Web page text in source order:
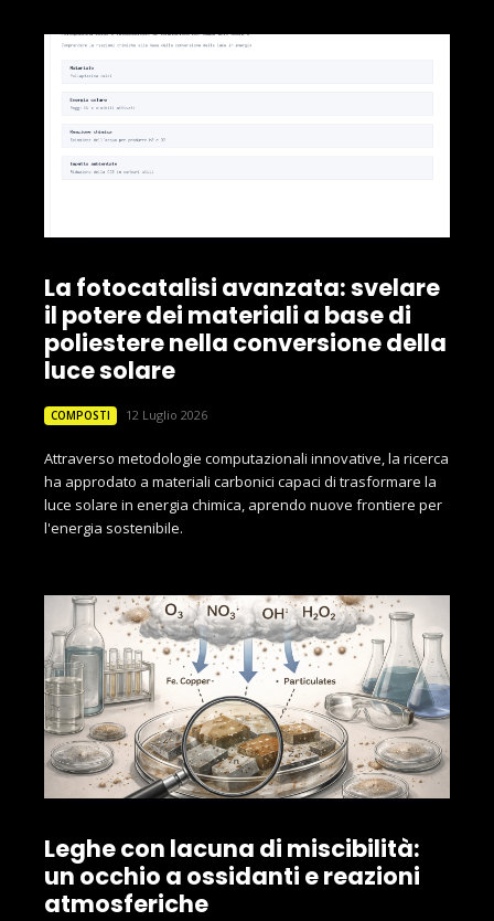
La fotocatalisi avanzata: svelare
il potere dei materiali a base di
poliestere nella conversione della
luce solare
COMPOSTI 12 Luglio 2026
Attraverso metodologie computazionali innovative, la ricerca
ha approdato a materiali carbonici capaci di trasformare la
luce solare in energia chimica, aprendo nuove frontiere per
l'energia sostenibile.
Leghe con lacuna di miscibilità:
un occhio a ossidanti e reazioni
atmosferiche